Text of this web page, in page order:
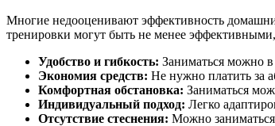
Многие недооценивают эффективность
тренировки могут быть не менее
Удобство и гибкость: Заниматься можно в
Экономия средств: Не нужно платить за
Комфортная обстановка: Заниматься
Индивидуальный подход: Легко
Отсутствие стеснения: Можно заниматься